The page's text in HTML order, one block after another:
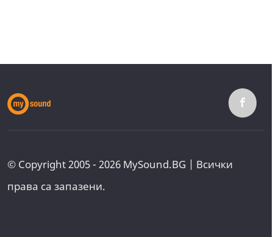
© Copyright 2005 - 2026 MySound.BG | Всички
права са запазени.